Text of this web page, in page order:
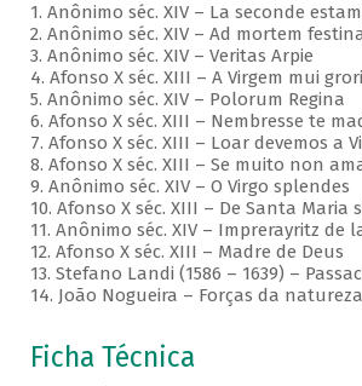
1. Anônimo séc. XIV – La seconde
2. Anônimo séc. XIV – Ad mortem
3. Anônimo séc. XIV – Veritas Arpie
4. Afonso X séc. XIII – A Virgem mui
5. Anônimo séc. XIV – Polorum Regina
6. Afonso X séc. XIII – Nembresse te
7. Afonso X séc. XIII – Loar devemos a
8. Afonso X séc. XIII – Se muito non
9. Anônimo séc. XIV – O Virgo splendes
10. Afonso X séc. XIII – De Santa
11. Anônimo séc. XIV – Imprerayritz de
12. Afonso X séc. XIII – Madre de Deus
13. Stefano Landi (1586 – 1639) –
14. João Nogueira – Forças da natureza
Ficha Técnica